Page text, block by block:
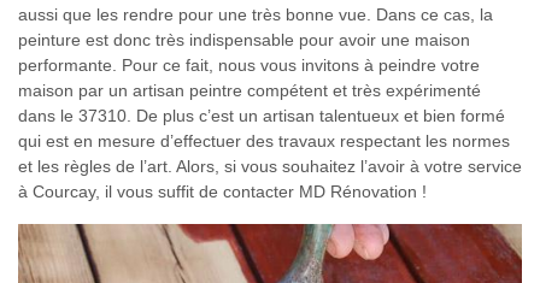
aussi que les rendre pour une très bonne vue. Dans ce cas, la
peinture est donc très indispensable pour avoir une maison
performante. Pour ce fait, nous vous invitons à peindre votre
maison par un artisan peintre compétent et très expérimenté
dans le 37310. De plus c’est un artisan talentueux et bien formé
qui est en mesure d’effectuer des travaux respectant les normes
et les règles de l’art. Alors, si vous souhaitez l’avoir à votre service
à Courcay, il vous suffit de contacter MD Rénovation !